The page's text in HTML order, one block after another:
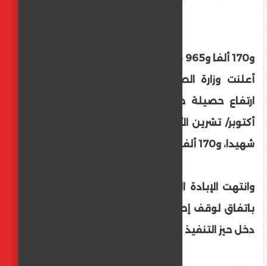
و170 ألفا و965 مصابا منذ أكتوبر 2023
أعلنت وزارة الصحة في قطاع غزة، الثلاثاء،
ارتفاع حصيلة ضحايا الإبادة الإسرائيلية منذ
شهيدا، و170 ألفا و965 مصابا".
وانتهت الإبادة الجماعية التي استمرت عامين
باتفاق لوقف إطلاق النار بين حماس وإسرائيل
دخل حيز التنفيذ في 10 أكتوبر 2025.